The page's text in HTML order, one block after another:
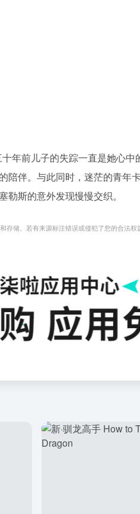
年前儿子的失踪一直是她心
伴。与此同时，迷茫的青年
斯的意外发现慢慢交织。
储。若有来源标注错误或侵犯了您的合法